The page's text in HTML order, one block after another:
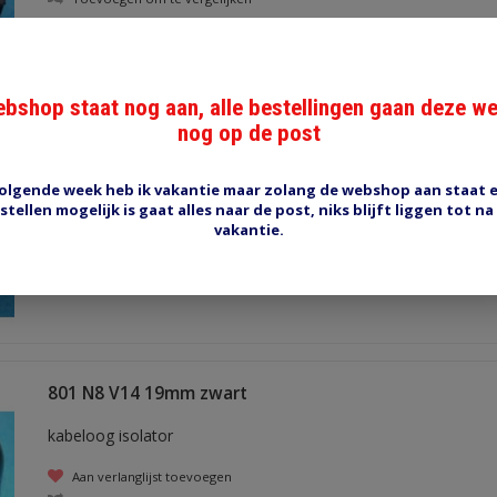
212 N1 V02 12 mm rood
kabeloog isolator
Aan verlanglijst toevoegen
801 N8 V14 19mm zwart
kabeloog isolator
Aan verlanglijst toevoegen
staat nog aan, alle bestellingen gaan deze
nog op de post
week heb ik vakantie maar zolang de webshop aan staat
mogelijk is gaat alles naar de post, niks blijft liggen tot na
vakantie.